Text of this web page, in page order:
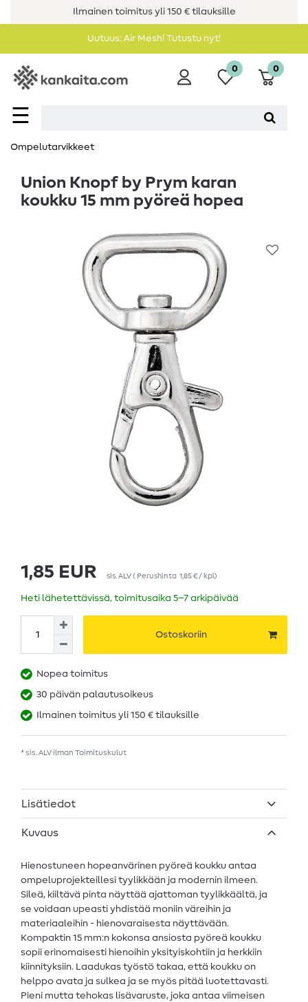
Ilmainen toimitus yli 150 € tilauksille
Uutuus: Air Mesh! Tutustu nyt!
☰
0 0
Ompelutarvikkeet
Union Knopf by Prym karan
koukku 15 mm pyöreä hopea
1,85 EUR sis. ALV( Perushinta 1,85 € / kpl)
Heti lähetettävissä, toimitusaika 5–7 arkipäivää
Ostoskoriin
Nopea toimitus
30 päivän palautusoikeus
Ilmainen toimitus yli 150 € tilauksille
* sis. ALV ilman Toimituskulut
Lisätiedot
Kuvaus
Hienostuneen hopeanvärinen pyöreä koukku antaa
ompeluprojekteillesi tyylikkään ja modernin ilmeen.
Sileä, kiiltävä pinta näyttää ajattoman tyylikkäältä, ja
se voidaan upeasti yhdistää moniin väreihin ja
materiaaleihin - hienovaraisesta näyttävään.
Kompaktin 15 mm:n kokonsa ansiosta pyöreä koukku
sopii erinomaisesti hienoihin yksityiskohtiin ja herkkiin
kiinnityksiin. Laadukas työstö takaa, että koukku on
helppo avata ja sulkea ja se myös pitää luotettavasti.
Pieni mutta tehokas lisävaruste, joka antaa viimeisen